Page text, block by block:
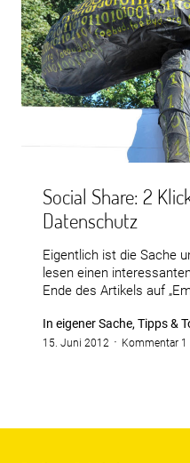
Social Share: 2
Datenschutz
Eigentlich ist die Sache
lesen einen
Ende des Artikels auf
In eigener Sache, Tipps &
15. Juni 2012 Kommentar 1